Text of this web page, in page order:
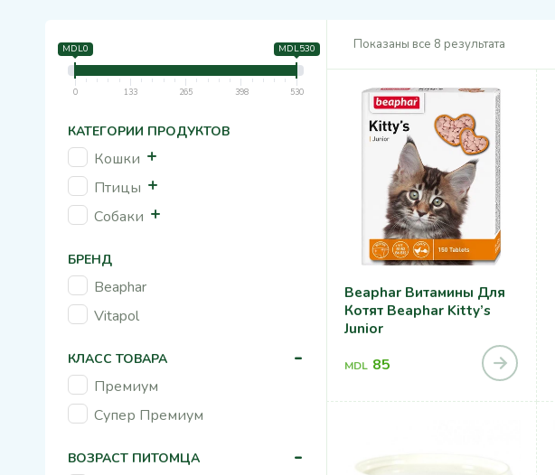
MDL0 MDL530
0 133 265 398 530
КАТЕГОРИИ ПРОДУКТОВ
Кошки
Птицы
Собаки
БРЕНД
Beaphar
Vitapol
КЛАСС ТОВАРА -
Премиум
Супер Премиум
ВОЗРАСТ ПИТОМЦА -
Показаны все 8 результата
Beaphar Витамины Для
Котят Beaphar Kitty’s
Junior
MDL 85